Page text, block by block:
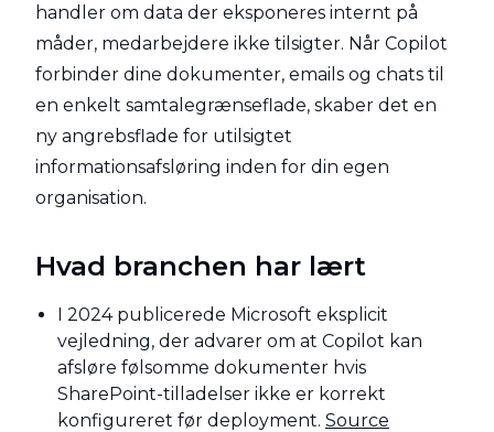
handler om data der eksponeres internt på
måder, medarbejdere ikke tilsigter. Når Copilot
forbinder dine dokumenter, emails og chats til
en enkelt samtalegrænseflade, skaber det en
ny angrebsflade for utilsigtet
informationsafsløring inden for din egen
organisation.
Hvad branchen har lært
I 2024 publicerede Microsoft eksplicit
vejledning, der advarer om at Copilot kan
afsløre følsomme dokumenter hvis
SharePoint-tilladelser ikke er korrekt
konfigureret før deployment. Source